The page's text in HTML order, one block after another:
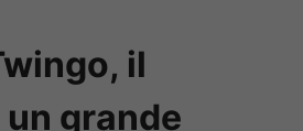
il
grande